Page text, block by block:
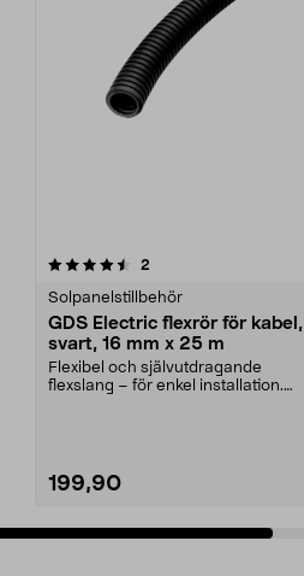
2
Solpanelstillbehör
GDS Electric flexrör för kabel,
svart, 16 mm x 25 m
Flexibel och självutdragande
flexslang – för enkel installation.
199,90
4.0 av 5 stjärnor